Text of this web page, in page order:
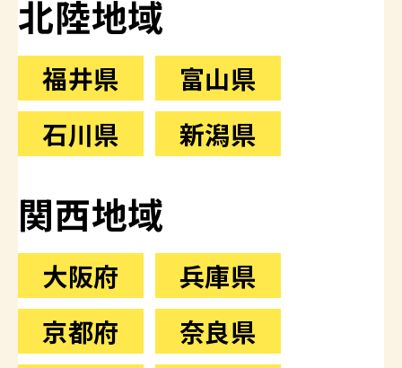
北陸地域
福井県
富山県
石川県
新潟県
関西地域
大阪府
兵庫県
京都府
奈良県